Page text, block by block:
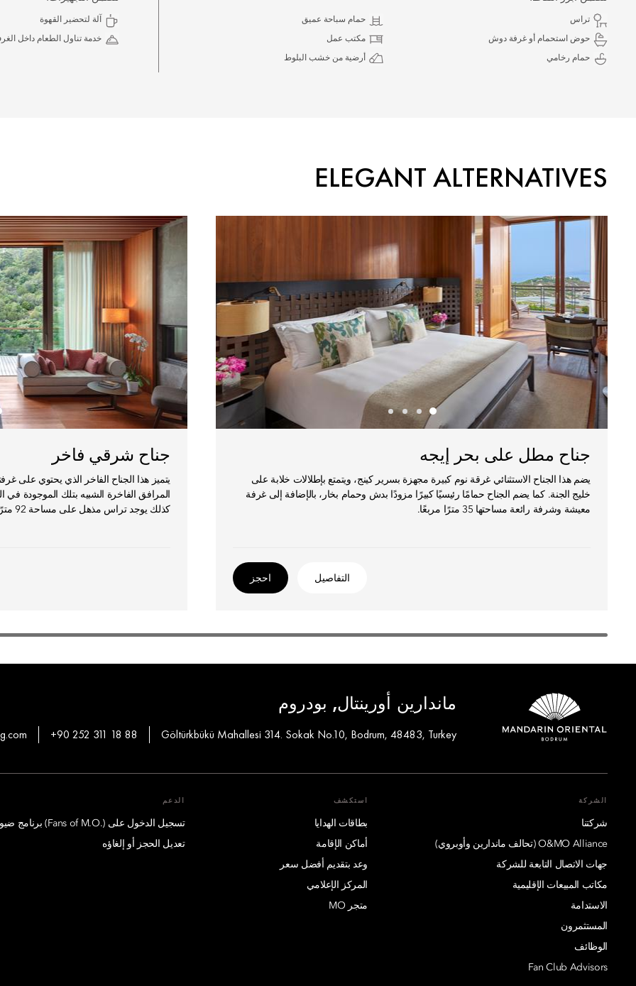
تراس حمام سباحة عميق
حوض استحمام أو غرفة دوش مكتب عمل
حمام رخامي أرضية من خشب البلوط
آلة لتحضير القهوة
خدمة تناول الطعام داخل
ELEGANT ALTERNATIVES
جناح مطل على بحر إيجه
يضم هذا الجناح الاستثنائي غرقة نوم كبيرة مجهزة بسرير كينج، ويتمتع بإطلالات خلابة على
خليج الجنة. كما يضم الجناح حمامًا رئيسيًا كبيرًا مزودًا بدش وحمام بخار، بالإضافة إلى غرفة
معيشة وشرفة رائعة مساحتها 35 مترًا مربعًا.
التفاصيل احجز
جناح شرقي فاخر
يتميز هذا الجناح الفاخر الذي يحتوي على
المرافق الفاخرة الشبيه بتلك الموجودة في
كذلك يوجد تراس مذهل على مساحة 92 مترًا مربعًا للاستجمام.
ماندارين أورينتال, بودروم
Göltürkbükü Mahallesi 314. Sokak No.10, Bodrum, 48483, Turkey
+90 252 311 18 88
الشركة
شركتنا
O&MO Alliance (تحالف ماندارين وأوبروي)
جهات الاتصال التابعة للشركة
مكاتب المبيعات الإقليمية
الاستدامة
المستثمرون
الوظائف
Fan Club Advisors
استكشف
بطاقات الهدايا
أماكن الإقامة
وعد بتقديم أفضل سعر
المركز الإعلامي
متجر MO
الدعم
تسجيل الدخول على (.Fans of M.O) برنامج ضيوف درجة الإمتياز
تعديل الحجز أو إلغاؤه